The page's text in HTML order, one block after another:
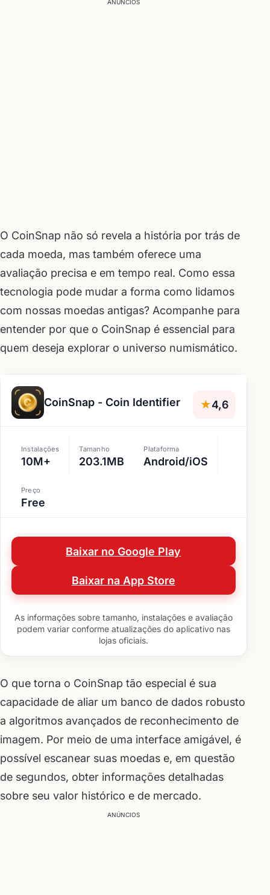
ANÚNCIOS
O CoinSnap não só revela a história por trás de
cada moeda, mas também oferece uma
avaliação precisa e em tempo real. Como essa
tecnologia pode mudar a forma como lidamos
com nossas moedas antigas? Acompanhe para
entender por que o CoinSnap é essencial para
quem deseja explorar o universo numismático.
CoinSnap - Coin Identifier ★4,6
Instalações
10M+
Tamanho
203.1MB
Plataforma
Android/iOS
Preço
Free
Baixar no Google Play
Baixar na App Store
As informações sobre tamanho, instalações e avaliação
podem variar conforme atualizações do aplicativo nas
lojas oficiais.
O que torna o CoinSnap tão especial é sua
capacidade de aliar um banco de dados robusto
a algoritmos avançados de reconhecimento de
imagem. Por meio de uma interface amigável, é
possível escanear suas moedas e, em questão
de segundos, obter informações detalhadas
sobre seu valor histórico e de mercado.
ANÚNCIOS